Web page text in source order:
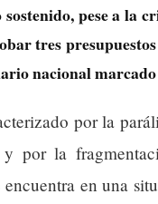
pese a la
tres
nacional
por la
y por la
en una